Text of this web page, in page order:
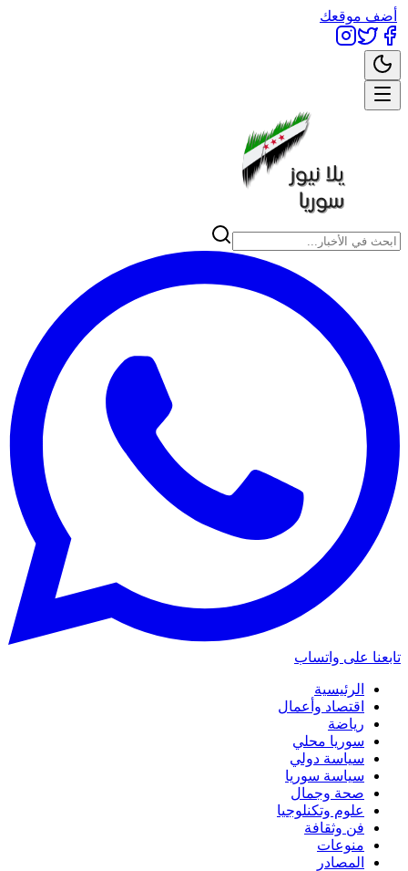
أضف موقعك
تابعنا على واتساب
الرئيسية
اقتصاد وأعمال
رياضة
سوريا محلي
سياسة دولي
سياسة سوريا
صحة وجمال
علوم وتكنلوجيا
فن وثقافة
منوعات
المصادر